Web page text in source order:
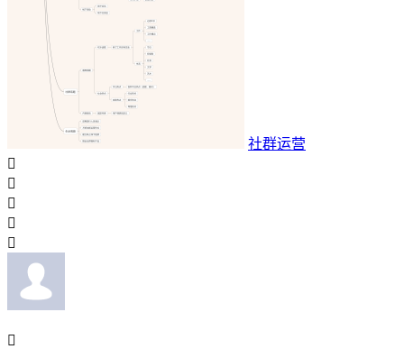
社群运营





